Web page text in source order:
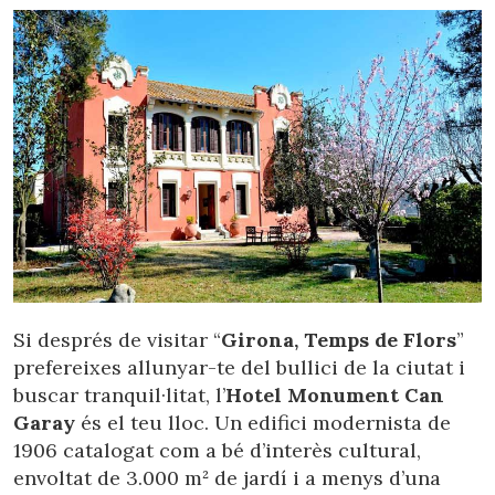
Si després de visitar “Girona, Temps de Flors”
prefereixes allunyar-te del bullici de la ciutat i
buscar tranquil·litat, l’Hotel Monument Can
Garay és el teu lloc. Un edifici modernista de
1906 catalogat com a bé d’interès cultural,
envoltat de 3.000 m² de jardí i a menys d’una
servei. Permeten desar la informació de preferència de
l'usuari per millorar la qualitat dels nostres serveis i oferir
una millor experiència a través de productes recomanats.
Marketing i publicitat
Aquestes cookies són utilitzades per emmagatzemar
informació sobre les preferències i les eleccions personals
de l'usuari a través de l'observació continuada dels seus
hàbits de navegació. Gràcies a elles, podem conèixer els
hàbits de navegació al lloc web i mostrar publicitat
relacionada amb el perfil de navegació de l'usuari.